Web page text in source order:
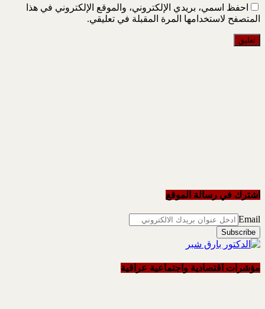
احفظ اسمي، بريدي الإلكتروني، والموقع الإلكتروني في هذا
المتصفح لاستخدامها المرة المقبلة في تعليقي.
اشترك في رسالة الموقع
Email
مؤشرات اقتصادية واجتماعية عراقية